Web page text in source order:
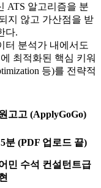
ATS 알고리즘을 분
지 않고 가산점을 받
다.
터 분석가 내에서도
최적화된 핵심 키워
등)를 전략적
고고 (ApplyGoGo)
분 (PDF 업로드 끝)
민 수석 컨설턴트급